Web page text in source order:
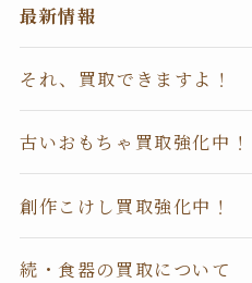
最新情報
それ、買取できますよ！
古いおもちゃ買取強化中！
創作こけし買取強化中！
続・食器の買取について